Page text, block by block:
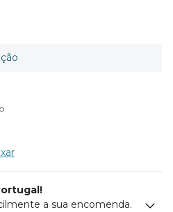
a sua encomenda.